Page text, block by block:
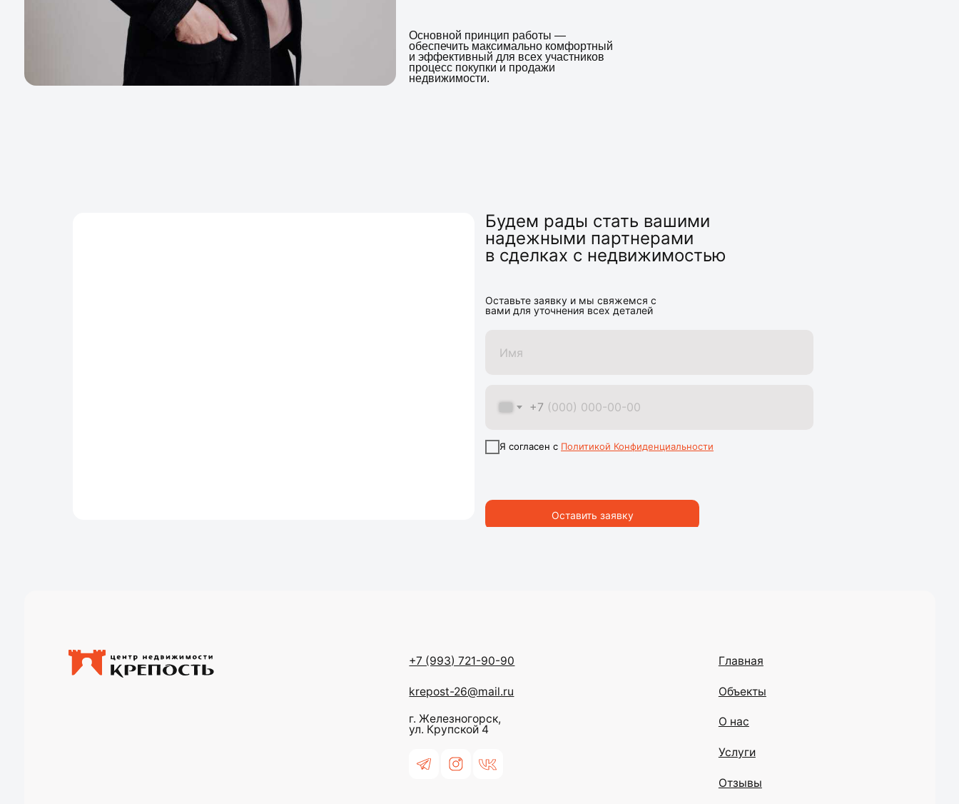
Будем рады стать вашими
надежными партнерами
в сделках с недвижимостью
Оставьте заявку и мы свяжемся с
вами для уточнения всех деталей
+7
Я согласен с Политикой Конфиденциальности
Оставить заявку
Объекты
О нас
Разработка сайта